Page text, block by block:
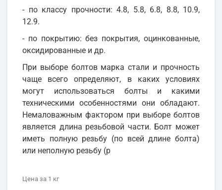
- по классу прочности: 4.8, 5.8, 6.8, 8.8, 10.9,
12.9.
- по покрытию: без покрытия, оцинкованные,
оксидированные и др.
При выборе болтов марка стали и прочность
чаще всего определяют, в каких условиях
могут использоваться болты и какими
техническими особенностями они обладают.
Немаловажным фактором при выборе болтов
является длина резьбовой части. Болт может
иметь полную резьбу (по всей длине болта)
или неполную резьбу (р
Цена за 1 кг